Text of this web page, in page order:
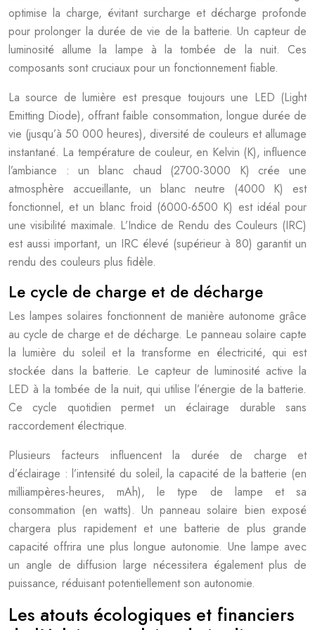
optimise la charge, évitant surcharge et décharge profonde
pour prolonger la durée de vie de la batterie. Un capteur de
luminosité allume la lampe à la tombée de la nuit. Ces
composants sont cruciaux pour un fonctionnement fiable.
La source de lumière est presque toujours une LED (Light
Emitting Diode), offrant faible consommation, longue durée de
vie (jusqu’à 50 000 heures), diversité de couleurs et allumage
instantané. La température de couleur, en Kelvin (K), influence
l’ambiance : un blanc chaud (2700-3000 K) crée une
atmosphère accueillante, un blanc neutre (4000 K) est
fonctionnel, et un blanc froid (6000-6500 K) est idéal pour
une visibilité maximale. L’Indice de Rendu des Couleurs (IRC)
est aussi important, un IRC élevé (supérieur à 80) garantit un
rendu des couleurs plus fidèle.
Le cycle de charge et de décharge
Les lampes solaires fonctionnent de manière autonome grâce
au cycle de charge et de décharge. Le panneau solaire capte
la lumière du soleil et la transforme en électricité, qui est
stockée dans la batterie. Le capteur de luminosité active la
LED à la tombée de la nuit, qui utilise l’énergie de la batterie.
Ce cycle quotidien permet un éclairage durable sans
raccordement électrique.
Plusieurs facteurs influencent la durée de charge et
d’éclairage : l’intensité du soleil, la capacité de la batterie (en
milliampères-heures, mAh), le type de lampe et sa
consommation (en watts). Un panneau solaire bien exposé
chargera plus rapidement et une batterie de plus grande
capacité offrira une plus longue autonomie. Une lampe avec
un angle de diffusion large nécessitera également plus de
puissance, réduisant potentiellement son autonomie.
Les atouts écologiques et financiers